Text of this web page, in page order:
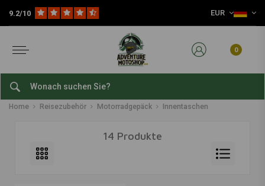
9.2/10 EUR
0
Innentaschen
Home Reisezubehör Motorradgepäck Innentaschen
14 Produkte